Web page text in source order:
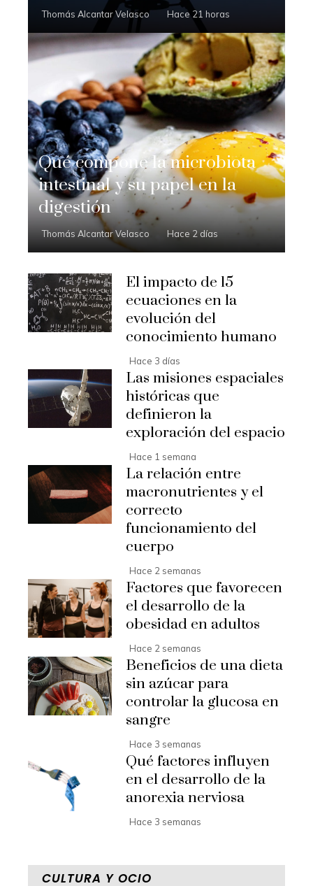
Thomás Alcantar Velasco Hace 21 horas
Qué compone la microbiota
intestinal y su papel en la
digestión
Thomás Alcantar Velasco Hace 2 días
El impacto de 15
ecuaciones en la
evolución del
conocimiento humano
Hace 3 días
Las misiones espaciales
históricas que
definieron la
exploración del espacio
Hace 1 semana
La relación entre
macronutrientes y el
correcto
funcionamiento del
cuerpo
Hace 2 semanas
Factores que favorecen
el desarrollo de la
obesidad en adultos
Hace 2 semanas
Beneficios de una dieta
sin azúcar para
controlar la glucosa en
sangre
Hace 3 semanas
Qué factores influyen
en el desarrollo de la
anorexia nerviosa
Hace 3 semanas
CULTURA Y OCIO